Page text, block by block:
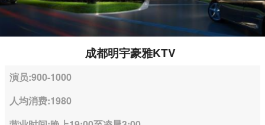
成都明宇豪雅KTV
演员:900-1000
人均消费:1980